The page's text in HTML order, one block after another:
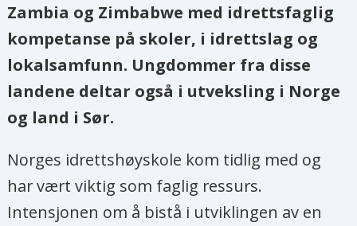
Zambia og Zimbabwe med idrettsfaglig
kompetanse på skoler, i idrettslag og
lokalsamfunn. Ungdommer fra disse
landene deltar også i utveksling i Norge
og land i Sør.
Norges idrettshøyskole kom tidlig med og
har vært viktig som faglig ressurs.
Intensjonen om å bistå i utviklingen av en